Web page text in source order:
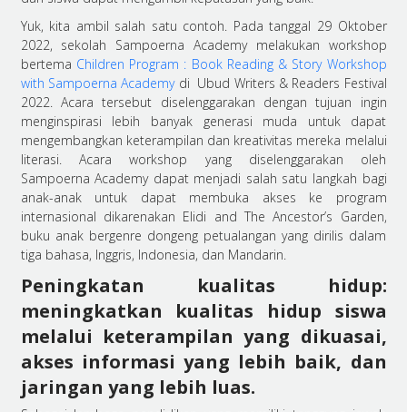
Yuk, kita ambil salah satu contoh. Pada tanggal 29 Oktober
2022, sekolah Sampoerna Academy melakukan workshop
bertema Children Program : Book Reading & Story Workshop
with Sampoerna Academydi Ubud Writers & Readers Festival
2022. Acara tersebut diselenggarakan dengan tujuan ingin
menginspirasi lebih banyak generasi muda untuk dapat
mengembangkan keterampilan dan kreativitas mereka melalui
literasi. Acara workshop yang diselenggarakan oleh
Sampoerna Academy dapat menjadi salah satu langkah bagi
anak-anak untuk dapat membuka akses ke program
internasional dikarenakan Elidi and The Ancestor’s Garden,
buku anak bergenre dongeng petualangan yang dirilis dalam
tiga bahasa, Inggris, Indonesia, dan Mandarin.
Peningkatan kualitas hidup:
meningkatkan kualitas hidup siswa
melalui keterampilan yang dikuasai,
akses informasi yang lebih baik, dan
jaringan yang lebih luas.